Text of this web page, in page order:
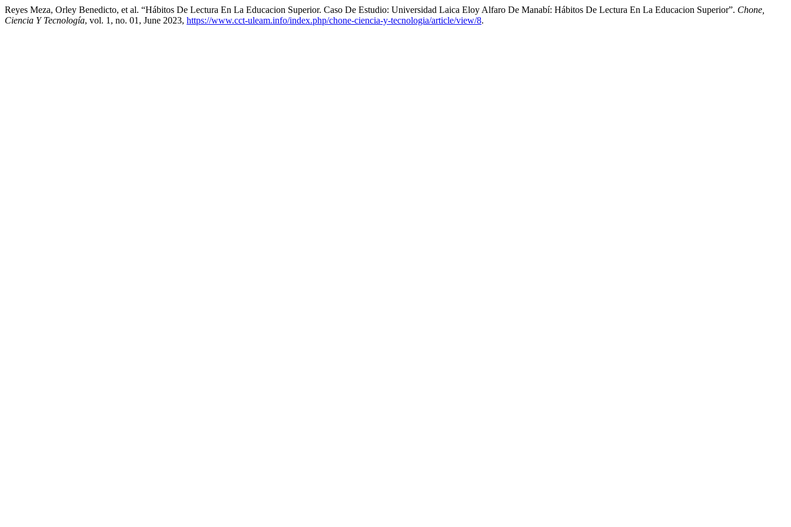
Reyes Meza, Orley Benedicto, et al. “Hábitos De Lectura En La Educacion Superior. Caso De Estudio: Universidad Laica Eloy Alfaro De Manabí: Hábitos De Lectura En La Educacion Superior”. Chone,
Ciencia Y Tecnología, vol. 1, no. 01, June 2023, https://www.cct-uleam.info/index.php/chone-ciencia-y-tecnologia/article/view/8.